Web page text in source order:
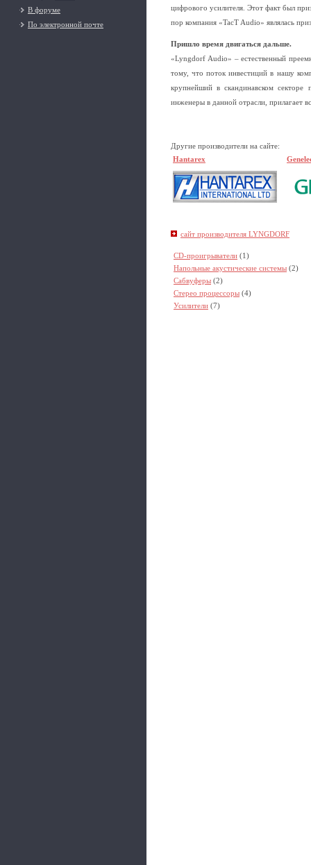
В форуме
По электронной почте
цифрового усилителя. Этот факт был
пор компания «TacT Audio» являлась
Пришло время двигаться дальше.
«Lyngdorf Audio» – естественный
тому, что поток инвестиций в нашу
крупнейший в скандинавском секторе
инженеры в данной отрасли, прилагает
Другие производители на сайте:
Hantarex
сайт производителя LYNGDORF
CD-проигрыватели (1)
Напольные акустические системы (2)
Сабвуферы (2)
Стерео процессоры (4)
Усилители (7)